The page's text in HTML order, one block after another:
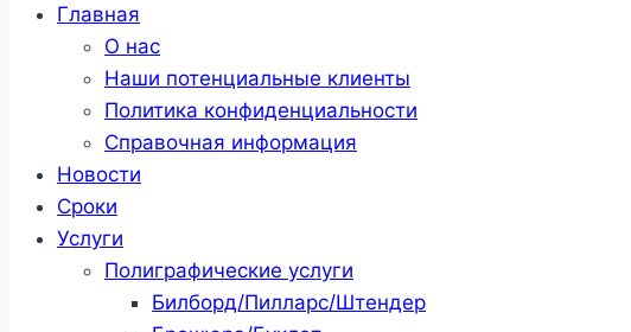
Главная
О нас
Наши потенциальные клиенты
Политика конфиденциальности
Справочная информация
Новости
Сроки
Услуги
Полиграфические услуги
Билборд/Пилларс/Штендер